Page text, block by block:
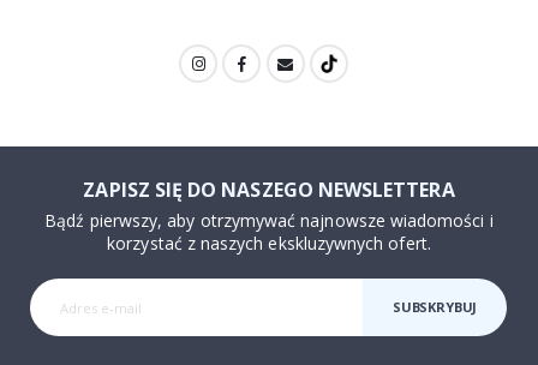
ZAPISZ SIĘ DO NASZEGO NEWSLETTERA
Bądź pierwszy, aby otrzymywać najnowsze wiadomości i
korzystać z naszych ekskluzywnych ofert.
SUBSKRYBUJ